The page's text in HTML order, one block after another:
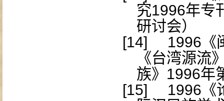
究1996年专
研讨会）
[14]
1996
《台湾源流
族》 1996年
[15]
1996